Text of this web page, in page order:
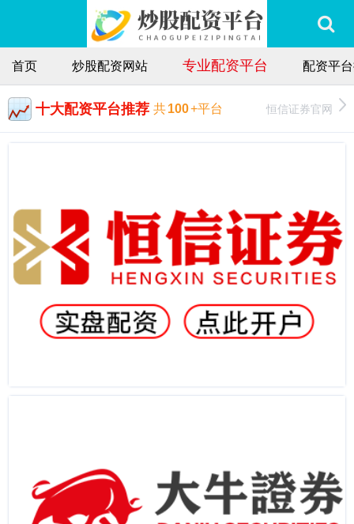
首页 炒股配资网站 专业配资平台 配资平
十大配资平台推荐 共100+平台 恒信证券官网